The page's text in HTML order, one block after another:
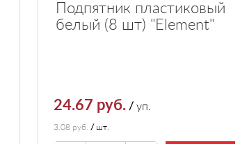
Подпятник пластиковый
белый (8 шт) "Element"
24.67 руб./ уп.
3.08 руб. / шт.